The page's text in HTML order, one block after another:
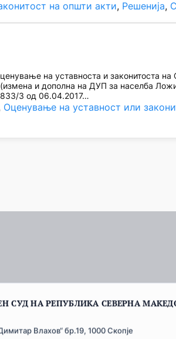
на општи акти, Решенија,
на уставноста и законитоста
и дополна на ДУП за населба
3 од 06.04.2017…
Оценување на уставност или
СУД НА РЕПУБЛИКА СЕВЕРНА
Влахов“ бр.19, 1000 Скопје